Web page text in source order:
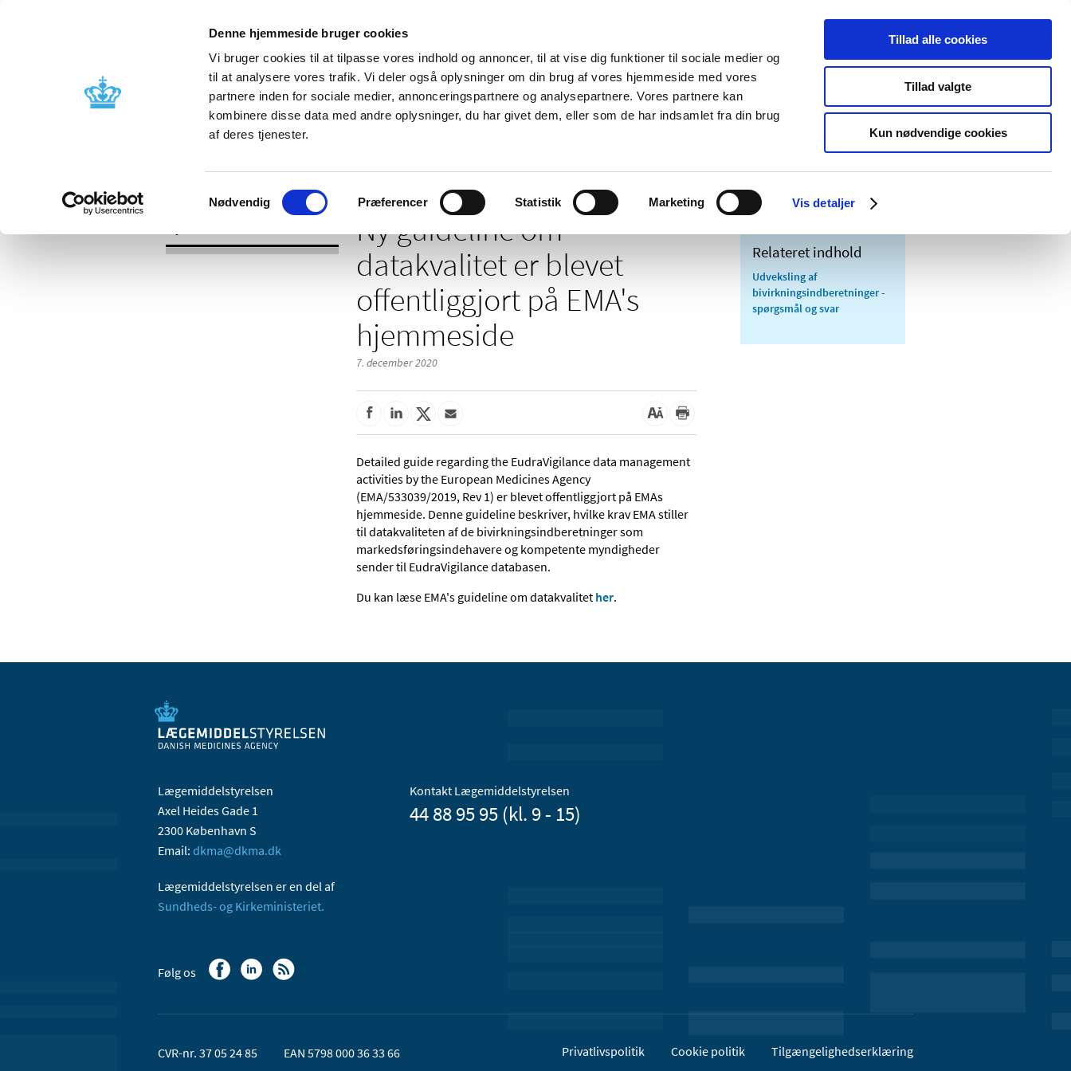
Denne hjemmeside bruger cookies
Vi bruger cookies til at tilpasse vores indhold og annoncer, til at vise dig funktioner til sociale medier og
til at analysere vores trafik. Vi deler også oplysninger om din brug af vores hjemmeside med vores
partnere inden for sociale medier, annonceringspartnere og analysepartnere. Vores partnere kan
kombinere disse data med andre oplysninger, du har givet dem, eller som de har indsamlet fra din brug
af deres tjenester.
Samtykkevalg
Nødvendig Præferencer Statistik Marketing Vis detaljer
Tillad alle cookies
Tillad valgte
Kun nødvendige cookies
Nyheder Om os Kontakt Udgivelser
Godkendelse og
Bivirkninger og
produktinformation
Tilskud og
Apoteker og salg af
Medicinsk
Særlige
produktområder
Ny guideline om
datakvalitet er blevet
offentliggjort på EMA's
hjemmeside
7. december 2020
Detailed guide regarding the EudraVigilance data management
activities by the European Medicines Agency
(EMA/533039/2019, Rev 1) er blevet offentliggjort på EMAs
hjemmeside. Denne guideline beskriver, hvilke krav EMA stiller
til datakvaliteten af de bivirkningsindberetninger som
markedsføringsindehavere og kompetente myndigheder
sender til EudraVigilance databasen.
Du kan læse EMA's guideline om datakvalitet her.
Relateret indhold
Udveksling af
bivirkningsindberetninger -
spørgsmål og svar
Lægemiddelstyrelsen
Axel Heides Gade 1
2300 København S
Email: dkma@dkma.dk
Lægemiddelstyrelsen er en del af
Sundheds- og Kirkeministeriet.
Kontakt Lægemiddelstyrelsen
44 88 95 95 (kl. 9 - 15)
Følg os
CVR-nr. 37 05 24 85 EAN 5798 000 36 33 66 Privatlivspolitik Cookie politik Tilgængelighedserklæring